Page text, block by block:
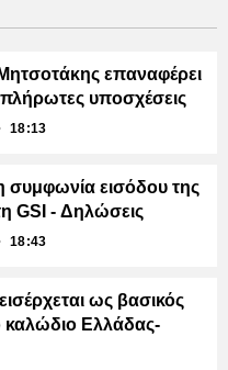
επαναφέρει
υποσχέσεις
18:13
εισόδου της
GSI - Δηλώσεις
18:43
ως βασικός
καλώδιο Ελλάδας-